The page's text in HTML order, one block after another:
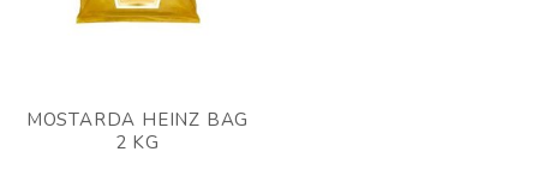
MOSTARDA HEINZ BAG
2 KG